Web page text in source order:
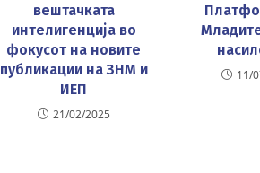
вештачката
интелигенција во
фокусот на новите
публикации на ЗНМ и
ИЕП
21/02/2025
11/